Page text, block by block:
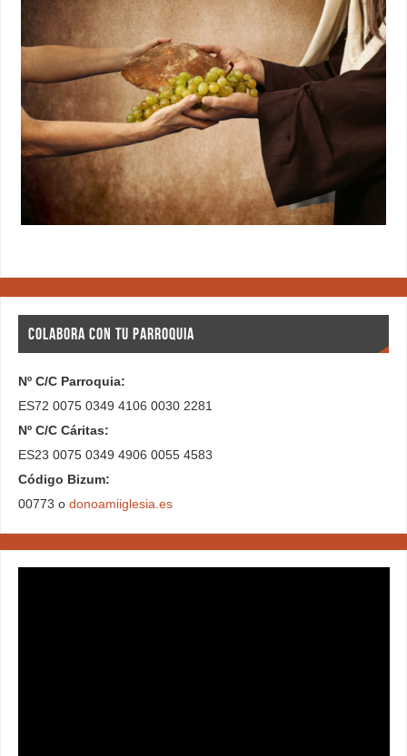
COLABORA CON TU PARROQUIA
Nº C/C Parroquia:
ES72 0075 0349 4106 0030 2281
Nº C/C Cáritas:
ES23 0075 0349 4906 0055 4583
Código Bizum:
00773 o donoamiiglesia.es